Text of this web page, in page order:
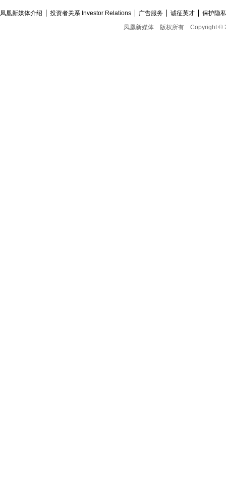
凤凰新媒体介绍 投资者关系 Investor Relations 广告服务 诚征英才
保护隐
凤凰新媒体
版权所有 Copyright ©